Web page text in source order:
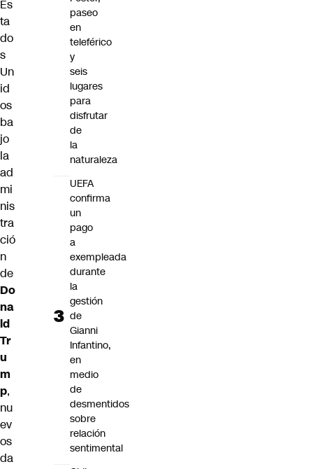
Es
ta
do
s
Un
id
os
ba
jo
la
ad
mi
nis
tra
ció
n
de
Do
na
ld
Tr
u
m
p,
nu
ev
os
da
paseo
en
teleférico
y
seis
lugares
para
disfrutar
de
la
naturaleza
UEFA
confirma
un
pago
a
exempleada
durante
la
gestión
de
Gianni
Infantino,
en
medio
de
desmentidos
sobre
relación
sentimental